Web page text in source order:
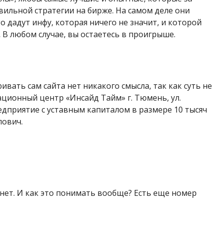
стратегии на бирже. На самом деле они
инфу, которая ничего не значит, и которой
любом случае, вы остаетесь в проигрыше.
сам сайта нет никакого смысла, так как суть не
центр «Инсайд Тайм» г. Тюмень, ул.
с уставным капиталом в размере 10 тысяч
И как это понимать вообще? Есть еще номер